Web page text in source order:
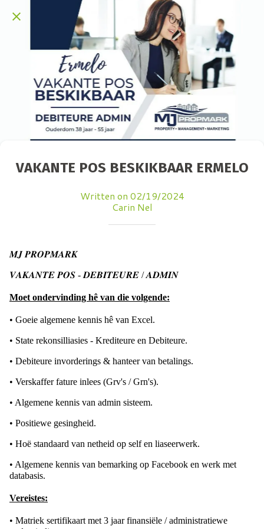
VAKANTE POS BESKIKBAAR ERMELO
Written on 02/19/2024
Carin Nel
𝑴𝑱 𝑷𝑹𝑶𝑷𝑴𝑨𝑹𝑲
𝑽𝑨𝑲𝑨𝑵𝑻𝑬 𝑷𝑶𝑺 - 𝑫𝑬𝑩𝑰𝑻𝑬𝑼𝑹𝑬 / 𝑨𝑫𝑴𝑰𝑵
Moet ondervinding hê van die volgende:
• Goeie algemene kennis hê van Excel.
• State rekonsilliasies - Krediteure en Debiteure.
• Debiteure invorderings & hanteer van betalings.
• Verskaffer fature inlees (Grv's / Grn's).
• Algemene kennis van admin sisteem.
• Positiewe gesingheid.
• Hoë standaard van netheid op self en liaseerwerk.
• Algemene kennis van bemarking op Facebook en werk met
databasis.
Vereistes:
• Matriek sertifikaart met 3 jaar finansiële / administratiewe